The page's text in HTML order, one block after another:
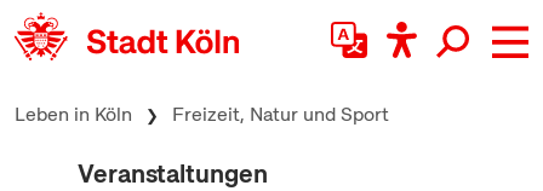
zum Inhalt springen
Leben in Köln Freizeit, Natur und Sport
Veranstaltungen